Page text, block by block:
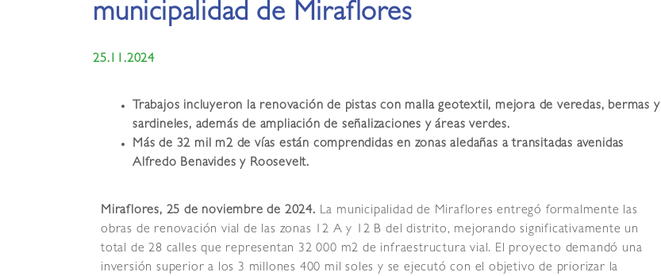
municipalidad de Miraflores
25.11.2024
Trabajos incluyeron la renovación de pistas con malla geotextil, mejora de veredas, bermas y
sardineles, además de ampliación de señalizaciones y áreas verdes.
Más de 32 mil m2 de vías están comprendidas en zonas aledañas a transitadas avenidas
Alfredo Benavides y Roosevelt.
Miraflores, 25 de noviembre de 2024. La municipalidad de Miraflores entregó formalmente las
obras de renovación vial de las zonas 12 A y 12 B del distrito, mejorando significativamente un
total de 28 calles que representan 32 000 m2 de infraestructura vial. El proyecto demandó una
inversión superior a los 3 millones 400 mil soles y se ejecutó con el objetivo de priorizar la